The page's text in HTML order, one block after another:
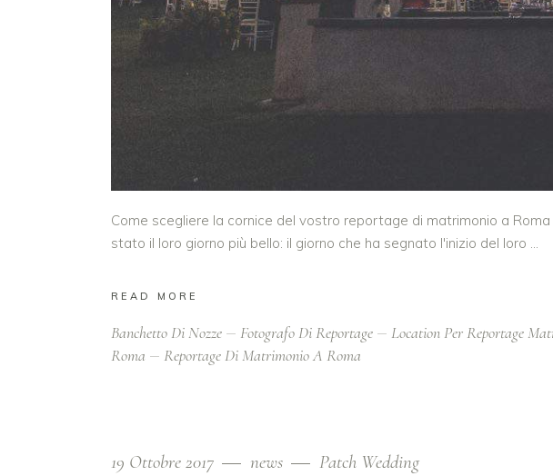
Come scegliere la cornice del vostro reportage di matrimonio a
stato il loro giorno più bello: il giorno che ha segnato l'inizio del loro
READ MORE
Banchetto Di Nozze Fotografo Di Reportage
Location Per Reportage
Roma
Reportage Di Matrimonio A Roma
19 Ottobre 2017 news Patch Wedding